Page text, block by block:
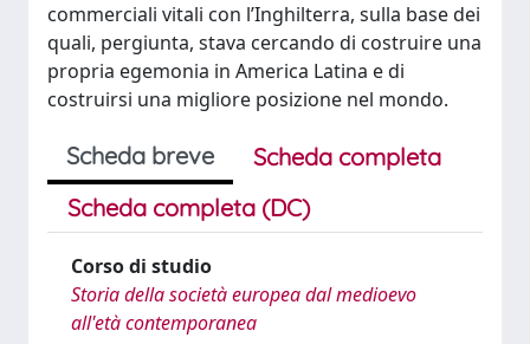
commerciali vitali con l’Inghilterra, sulla base dei
quali, pergiunta, stava cercando di costruire una
propria egemonia in America Latina e di
costruirsi una migliore posizione nel mondo.
Scheda breve
Scheda completa
Scheda completa (DC)
Corso di studio
Storia della società europea dal medioevo
all'età contemporanea